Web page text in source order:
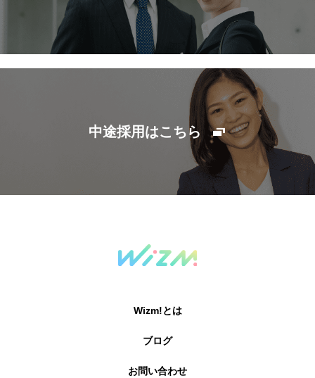
中途採用はこちら
Wizm!とは
ブログ
お問い合わせ